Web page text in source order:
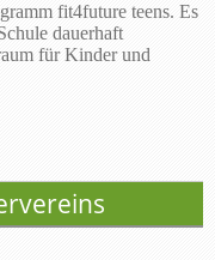
fit4future teens. Es
dauerhaft
für Kinder und